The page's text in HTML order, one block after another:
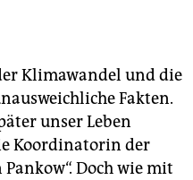
mitmachen möchte, der
in das
Brehmestraße 6,
Klimawandel und die
Fakten.
unser Leben
Koordinatorin der
Doch wie mit